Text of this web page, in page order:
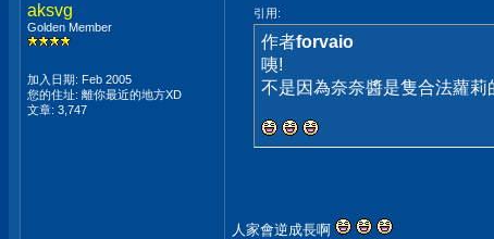
aksvg
Golden Member
加入日期: Feb 2005
您的住址: 離你最近的地方XD
文章: 3,747
引用:
作者forvaio
咦!
不是因為奈奈醬是隻合法蘿莉
人家會逆成長啊